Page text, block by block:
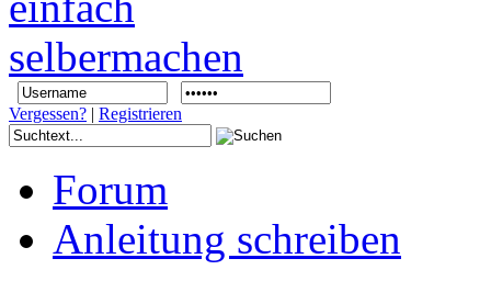
Vergessen? | Registrieren
Forum
Anleitung schreiben